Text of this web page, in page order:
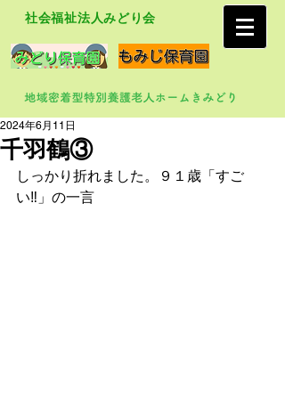
社会福祉法人みどり会
千羽鶴③
2024年6月11日
しっかり折れました。９１歳「すご
い‼」の一言